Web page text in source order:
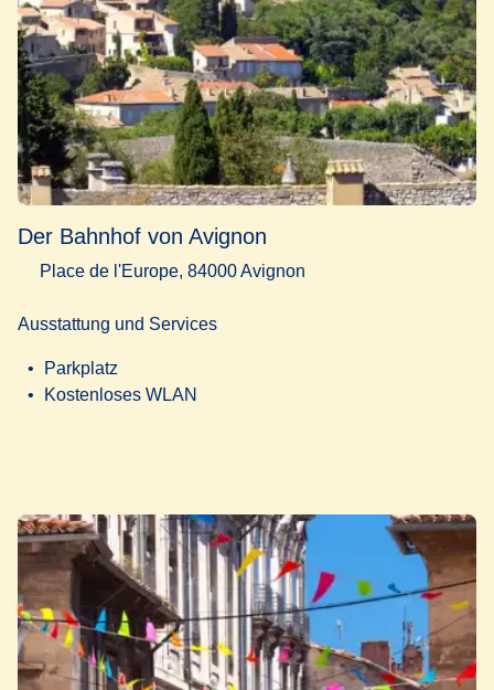
Der Bahnhof von Avignon
Place de l'Europe, 84000 Avignon
Ausstattung und Services
Parkplatz
Kostenloses WLAN